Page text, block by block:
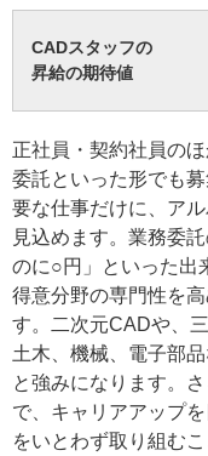
CADスタッフの
昇給の期待値
正社員・契約社員の
委託といった形でも
要な仕事だけに、ア
見込めます。業務委
のに○円」といった出
得意分野の専門性を
す。二次元CADや、
土木、機械、電子部
と強みになります。
で、キャリアアップ
をいとわず取り組む